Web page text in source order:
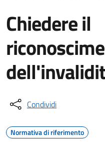
Chiedere il
Condividi
Normativa di riferimento